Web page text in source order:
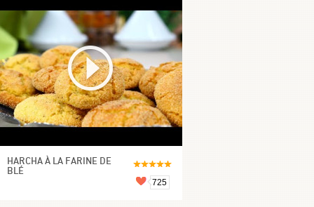
HARCHA À LA FARINE DE
BLÉ
725